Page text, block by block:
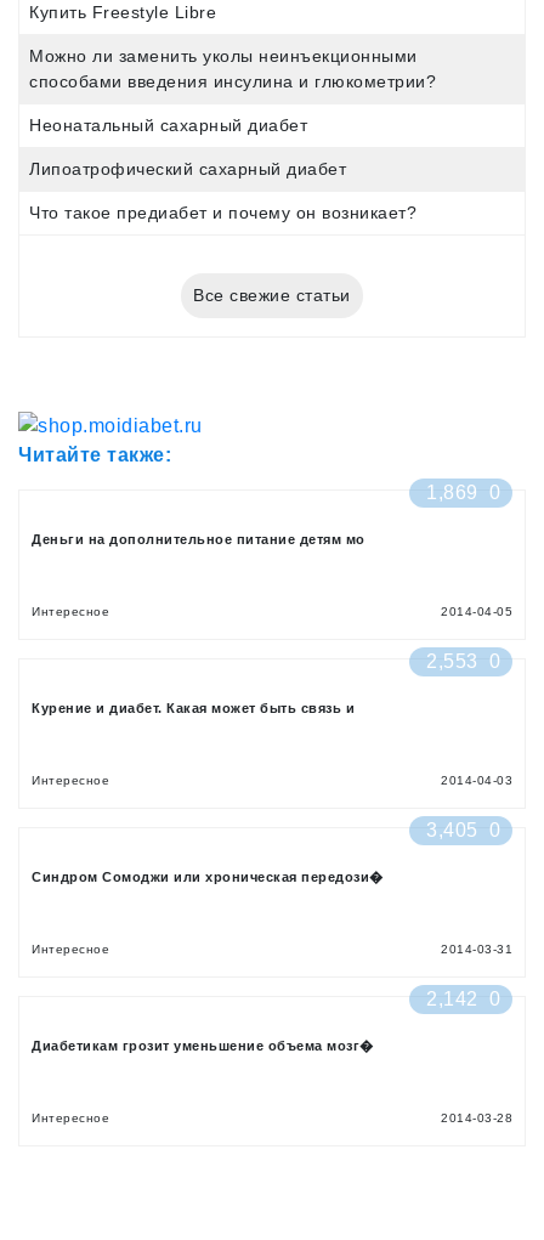
Купить Freestyle Libre
Можно ли заменить уколы неинъекционными
способами введения инсулина и глюкометрии?
Неонатальный сахарный диабет
Липоатрофический сахарный диабет
Что такое предиабет и почему он возникает?
Все свежие статьи
Читайте также:
1,869
0
Деньги на дополнительное питание детям мо
Интересное 2014-04-05
2,553 0
Курение и диабет. Какая может быть связь и
Интересное 2014-04-03
3,405 0
Синдром Сомоджи или хроническая передози�
Интересное 2014-03-31
2,142 0
Диабетикам грозит уменьшение объема мозг�
Интересное 2014-03-28